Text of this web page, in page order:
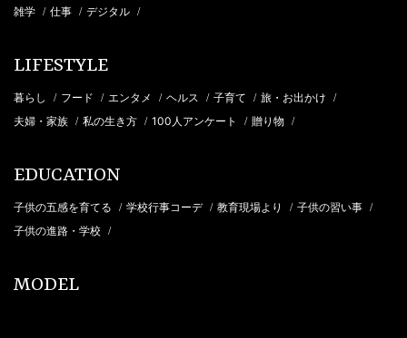
雑学 / 仕事 / デジタル /
LIFESTYLE
暮らし / フード / エンタメ / ヘルス / 子育て / 旅・お出かけ /
夫婦・家族 / 私の生き方 / 100人アンケート / 贈り物 /
EDUCATION
子供の五感を育てる / 学校行事コーデ / 教育現場より / 子供の習い事 /
子供の進路・学校 /
MODEL